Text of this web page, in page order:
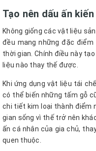
Tạo nên dấu ấn
Không giống các vật liệu
đều mang những đặc
thời gian. Chính điều này
liệu nào thay thế được.
Khi ứng dụng vật liệu tái
có thể biến những tấm gỗ
chi tiết kim loại thành điểm
gian sống vì thế trở nên
ấn cá nhân của gia chủ,
quen thuộc.